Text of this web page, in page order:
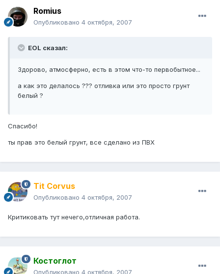
Romius
Опубликовано 4 октября, 2007
EOL сказал:
Здорово, атмосферно, есть в этом что-то первобытное...
а как это делалось ??? отливка или это просто грунт
белый ?
Спасибо!
ты прав это белый грунт, все сделано из ПВХ
Tit Corvus
Опубликовано 4 октября, 2007
Критиковать тут нечего,отличная работа.
Костоглот
Опубликовано 4 октября, 2007